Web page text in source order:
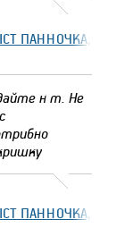
ПАННОЧКА, ЩО
н т. Не
ПАННОЧКА, ЩО